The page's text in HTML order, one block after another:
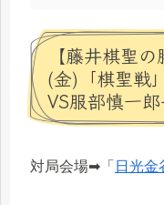
【藤井棋聖
(金)「棋聖戦
VS服部慎一
対局会場➡「 日光金